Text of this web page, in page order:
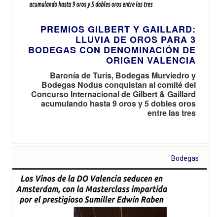
PREMIOS GILBERT Y GAILLARD:
LLUVIA DE OROS PARA 3
BODEGAS CON DENOMINACIÓN DE
ORIGEN VALENCIA
Baronía de Turís, Bodegas Murviedro y
Bodegas Nodus conquistan al comité del
Concurso Internacional de Gilbert & Gaillard
acumulando hasta 9 oros y 5 dobles oros
entre las tres
Bodegas